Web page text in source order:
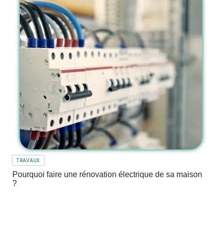
TRAVAUX
Pourquoi faire une rénovation électrique de sa maison
?